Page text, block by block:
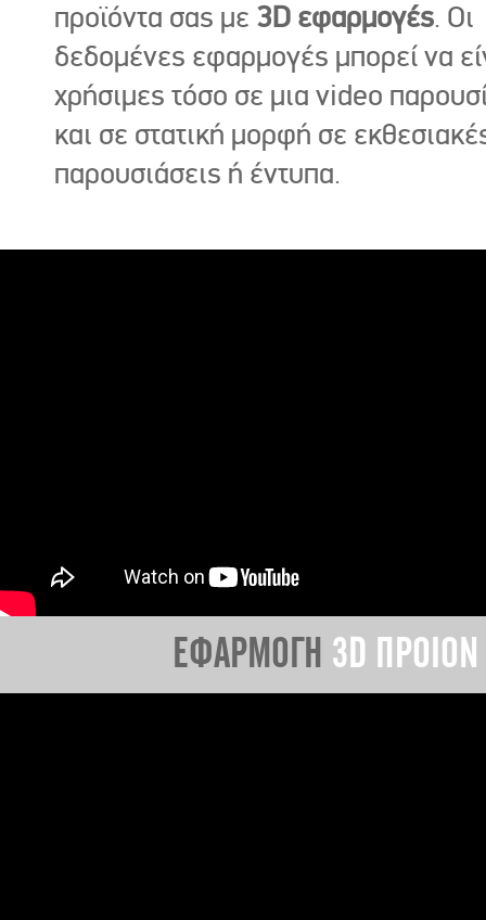
προϊόντα σας με 3D εφαρμογές. Οι
δεδομένες εφαρμογές μπορεί να
χρήσιμες τόσο σε μια video
και σε στατική μορφή σε
παρουσιάσεις ή έντυπα.
ΕΦΑΡΜΟΓΗ 3D ΠΡΟΙΟΝ